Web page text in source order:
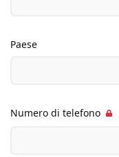
Paese
Numero di telefono